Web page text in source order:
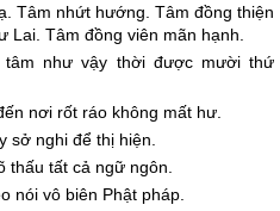
Tâm nhứt hướng. Tâm đồng thiện
Lai. Tâm đồng viên mãn hạnh.
như vậy thời được mười thứ
nơi rốt ráo không mất hư.
sở nghi để thị hiện.
thấu tất cả ngữ ngôn.
nói vô biên Phật pháp.